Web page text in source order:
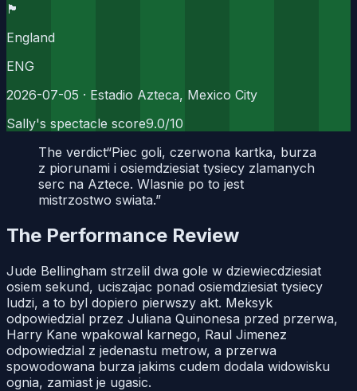
🏴󠁧󠁢󠁥󠁮󠁧󠁿
England
ENG
2026-07-05 · Estadio Azteca, Mexico City
Sally's spectacle score9.0/10
The verdict“Piec goli, czerwona kartka, burza
z piorunami i osiemdziesiat tysiecy zlamanych
serc na Aztece. Wlasnie po to jest
mistrzostwo swiata.”
The Performance Review
Jude Bellingham strzelil dwa gole w dziewiecdziesiat
osiem sekund, uciszajac ponad osiemdziesiat tysiecy
ludzi, a to byl dopiero pierwszy akt. Meksyk
odpowiedzial przez Juliana Quinonesa przed przerwa,
Harry Kane wpakowal karnego, Raul Jimenez
odpowiedzial z jedenastu metrow, a przerwa
spowodowana burza jakims cudem dodala widowisku
ognia, zamiast je ugasic.